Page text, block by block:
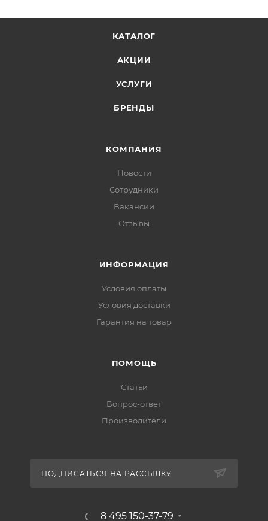
КАТАЛОГ
АКЦИИ
УСЛУГИ
БРЕНДЫ
КОМПАНИЯ
Новости
Сотрудники
Вакансии
Отзывы
ИНФОРМАЦИЯ
Условия оплаты
Условия доставки
Гарантия на товар
ПОМОЩЬ
Статьи
Вопрос-ответ
Производители
ПОДПИСАТЬСЯ НА РАССЫЛКУ
8 495 150-37-79